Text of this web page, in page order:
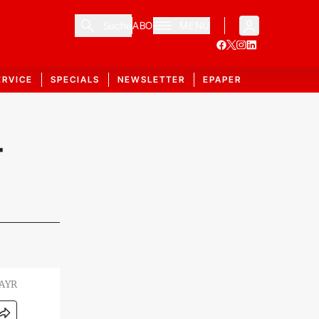
ABO
SPECIALS NEWSLETTER EPAPER